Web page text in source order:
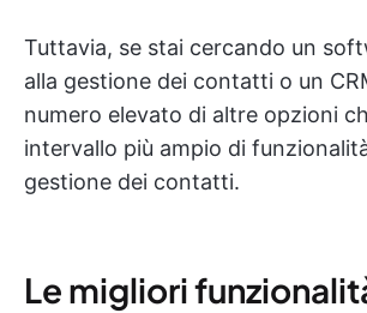
Tuttavia, se stai cercando un
alla gestione dei contatti o un
numero elevato di altre opzioni
intervallo più ampio di
gestione dei contatti.
Le migliori